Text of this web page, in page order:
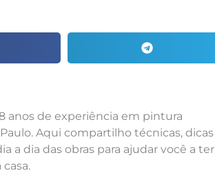
anos de experiência em pintura
Aqui compartilho técnicas, dicas
a dia das obras para ajudar você a ter